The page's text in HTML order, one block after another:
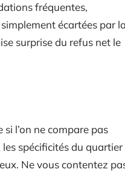
fréquentes,
écartées par la
surprise du refus net le
l’on ne compare pas
spécificités du quartier
Ne vous contentez